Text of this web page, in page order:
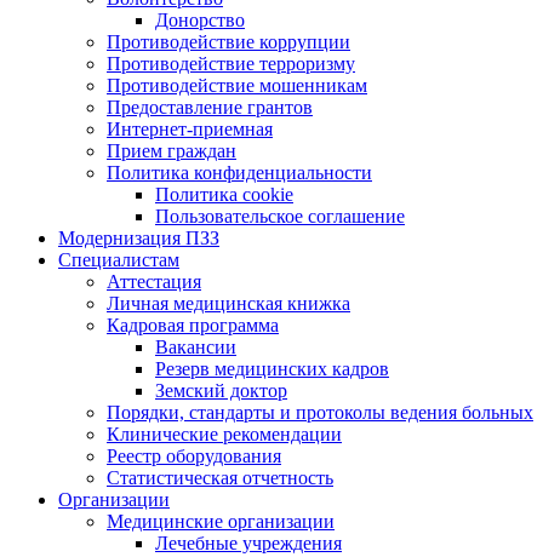
Донорство
Противодействие коррупции
Противодействие терроризму
Противодействие мошенникам
Предоставление грантов
Интернет-приемная
Прием граждан
Политика конфиденциальности
Политика cookie
Пользовательское соглашение
Модернизация ПЗЗ
Специалистам
Аттестация
Личная медицинская книжка
Кадровая программа
Вакансии
Резерв медицинских кадров
Земский доктор
Порядки, стандарты и протоколы ведения больных
Клинические рекомендации
Реестр оборудования
Статистическая отчетность
Организации
Медицинские организации
Лечебные учреждения